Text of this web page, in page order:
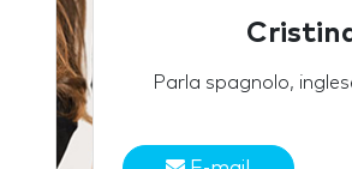
Parla spagnolo,